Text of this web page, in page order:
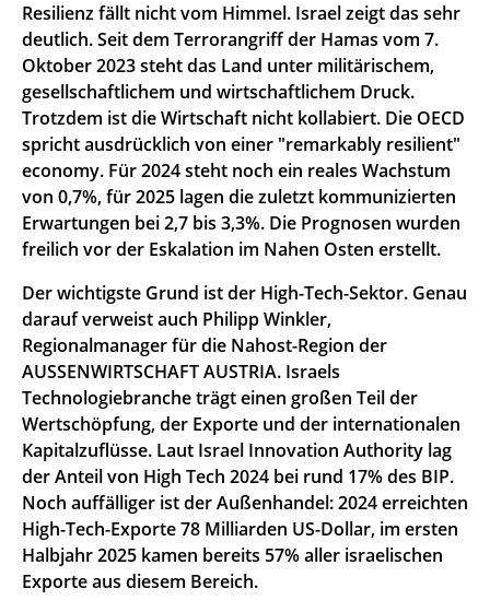
Resilienz fällt nicht vom Himmel. Israel zeigt das sehr
deutlich. Seit dem Terrorangriff der Hamas vom 7.
Oktober 2023 steht das Land unter militärischem,
gesellschaftlichem und wirtschaftlichem Druck.
Trotzdem ist die Wirtschaft nicht kollabiert. Die OECD
spricht ausdrücklich von einer "remarkably resilient"
economy. Für 2024 steht noch ein reales Wachstum
von 0,7%, für 2025 lagen die zuletzt kommunizierten
Erwartungen bei 2,7 bis 3,3%. Die Prognosen wurden
freilich vor der Eskalation im Nahen Osten erstellt.
Der wichtigste Grund ist der High-Tech-Sektor. Genau
darauf verweist auch Philipp Winkler,
Regionalmanager für die Nahost-Region der
AUSSENWIRTSCHAFT AUSTRIA. Israels
Technologiebranche trägt einen großen Teil der
Wertschöpfung, der Exporte und der internationalen
Kapitalzuflüsse. Laut Israel Innovation Authority lag
der Anteil von High Tech 2024 bei rund 17% des BIP.
Noch auffälliger ist der Außenhandel: 2024 erreichten
High-Tech-Exporte 78 Milliarden US-Dollar, im ersten
Halbjahr 2025 kamen bereits 57% aller israelischen
Exporte aus diesem Bereich.